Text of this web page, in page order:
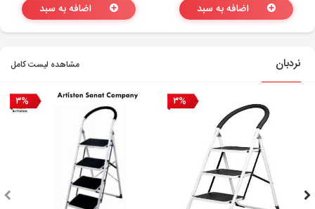
اضافه به سبد اضافه به سبد
نردبان مشاهده لیست کامل
۳% ۳%